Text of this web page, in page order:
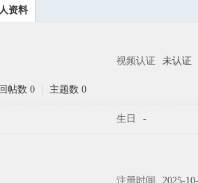
资料
视频认证 未认证
回帖数 0 主题数 0
生日 -
注册时间
2025-